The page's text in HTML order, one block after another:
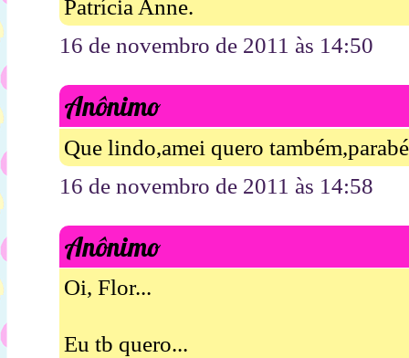
Patrícia Anne.
16 de novembro de 2011 às 14:50
Anônimo
Que lindo,amei quero
16 de novembro de 2011 às 14:58
Anônimo
Oi, Flor...
Eu tb quero...